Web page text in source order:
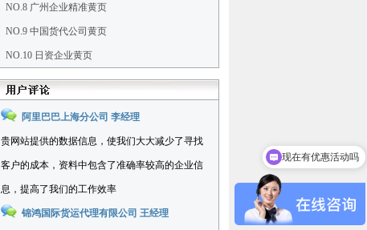
NO.8 广州企业精准黄页
NO.9 中国货代公司黄页
NO.10 日资企业黄页
阿里巴巴上海分公司 李经理
贵网站提供的数据信息，使我们大大减少了寻找
客户的成本，资料中包含了准确率较高的企业信
息，提高了我们的工作效率
锦鸿国际货运代理有限公司 王经理
可以介绍下你们的产品么